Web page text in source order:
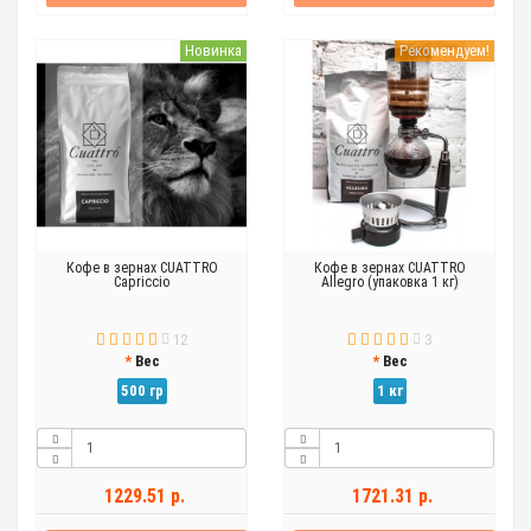
Новинка
Кофе в зернах CUATTRO
Capriccio
12
Вес
500 гр
1229.51 р.
Рекомендуем!
Кофе в зернах CUATTRO
Allegro (упаковка 1 кг)
3
Вес
1 кг
1721.31 р.